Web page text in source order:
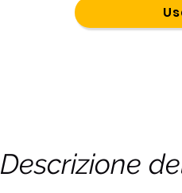
Descrizione